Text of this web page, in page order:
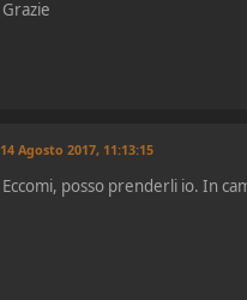
Grazie
14 Agosto 2017, 11:13:15
Eccomi, posso prenderli io. In